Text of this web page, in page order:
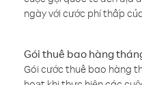
ngày với cước phí thấp
Gói thuê bao hàng
Gói cước thuê bao hàng